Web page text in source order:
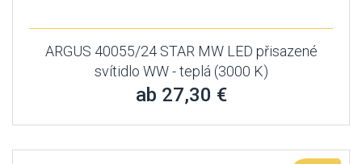
ARGUS 40055/24 STAR MW LED přisazené
svítidlo WW - teplá (3000 K)
ab 27,30 €